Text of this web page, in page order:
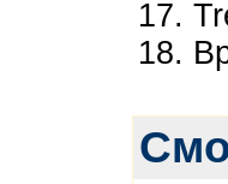
17.
18.